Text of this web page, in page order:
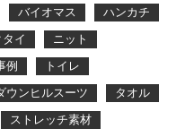
バイオマス
ハンカチ
イ
ニット
例
トイレ
ウンヒルスーツ
タオル
ストレッチ素材